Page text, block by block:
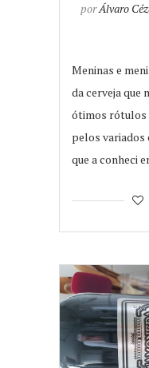
porÁlvaro
Meninas e
da cerveja que
ótimos rótulos
pelos variados
que a conheci